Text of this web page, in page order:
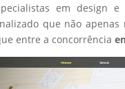
em design
que não
entre a concorrência